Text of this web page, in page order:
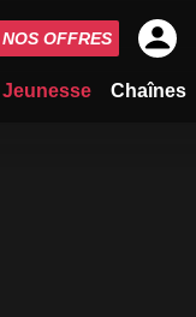
Jeunesse Chaînes
NOS OFFRES